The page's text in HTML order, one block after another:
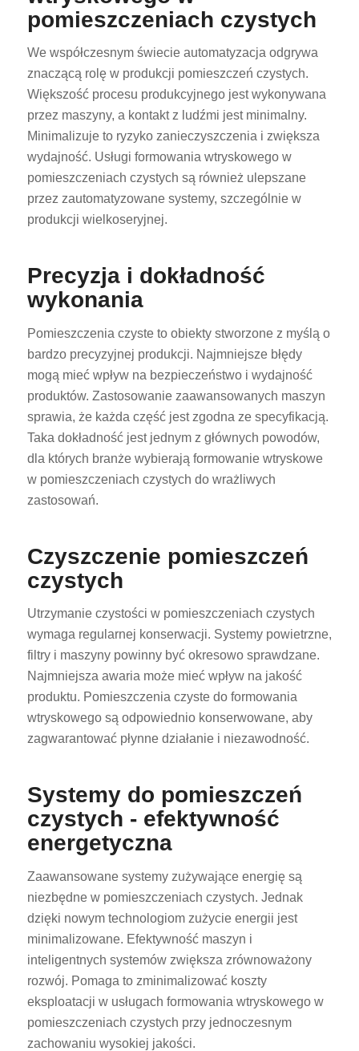
pomieszczeniach czystych
We współczesnym świecie automatyzacja odgrywa
znaczącą rolę w produkcji pomieszczeń czystych.
Większość procesu produkcyjnego jest wykonywana
przez maszyny, a kontakt z ludźmi jest minimalny.
Minimalizuje to ryzyko zanieczyszczenia i zwiększa
wydajność. Usługi formowania wtryskowego w
pomieszczeniach czystych są również ulepszane
przez zautomatyzowane systemy, szczególnie w
produkcji wielkoseryjnej.
Precyzja i dokładność
wykonania
Pomieszczenia czyste to obiekty stworzone z myślą o
bardzo precyzyjnej produkcji. Najmniejsze błędy
mogą mieć wpływ na bezpieczeństwo i wydajność
produktów. Zastosowanie zaawansowanych maszyn
sprawia, że każda część jest zgodna ze specyfikacją.
Taka dokładność jest jednym z głównych powodów,
dla których branże wybierają formowanie wtryskowe
w pomieszczeniach czystych do wrażliwych
zastosowań.
Czyszczenie pomieszczeń
czystych
Utrzymanie czystości w pomieszczeniach czystych
wymaga regularnej konserwacji. Systemy powietrzne,
filtry i maszyny powinny być okresowo sprawdzane.
Najmniejsza awaria może mieć wpływ na jakość
produktu. Pomieszczenia czyste do formowania
wtryskowego są odpowiednio konserwowane, aby
zagwarantować płynne działanie i niezawodność.
Systemy do pomieszczeń
czystych - efektywność
energetyczna
Zaawansowane systemy zużywające energię są
niezbędne w pomieszczeniach czystych. Jednak
dzięki nowym technologiom zużycie energii jest
minimalizowane. Efektywność maszyn i
inteligentnych systemów zwiększa zrównoważony
rozwój. Pomaga to zminimalizować koszty
eksploatacji w usługach formowania wtryskowego w
pomieszczeniach czystych przy jednoczesnym
zachowaniu wysokiej jakości.